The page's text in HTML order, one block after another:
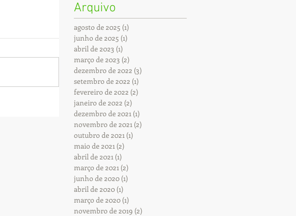
Arquivo
agosto de 2025 (1)
junho de 2025 (1)
abril de 2023 (1)
março de 2023 (2)
dezembro de 2022 (3)
setembro de 2022 (1)
fevereiro de 2022 (2)
janeiro de 2022 (2)
dezembro de 2021 (1)
novembro de 2021 (2)
outubro de 2021 (1)
maio de 2021 (2)
abril de 2021 (1)
março de 2021 (2)
junho de 2020 (1)
abril de 2020 (1)
março de 2020 (1)
novembro de 2019 (2)